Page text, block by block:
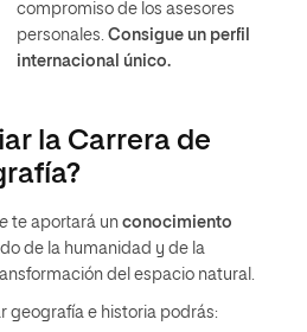
compromiso de los asesores
personales.Consigue un perfil
internacional único.
la Carrera de
te aportará un conocimiento
de la humanidad y de la
del espacio natural.
geografía e historia podrás: